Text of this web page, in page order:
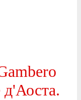
д'Аоста.